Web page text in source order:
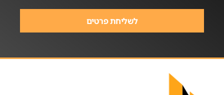
לשליחת פרטים